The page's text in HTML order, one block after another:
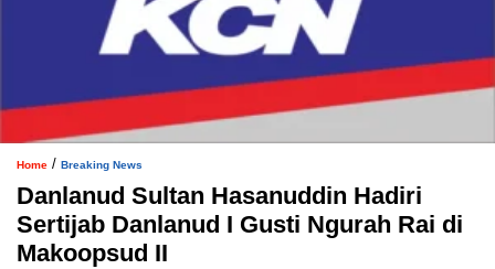
Home / Breaking News
Danlanud Sultan Hasanuddin Hadiri
Sertijab Danlanud I Gusti Ngurah Rai di
Makoopsud II